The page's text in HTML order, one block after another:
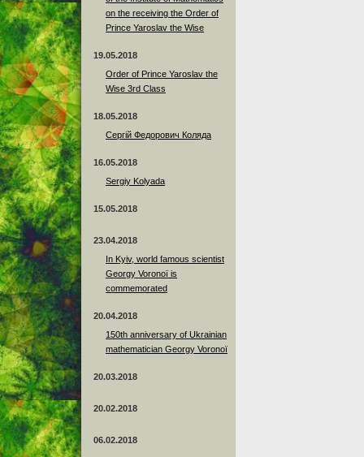
on the receiving the Order of
Prince Yaroslav the Wise
19.05.2018
Order of Prince Yaroslav the
Wise 3rd Class
18.05.2018
Сергій Федорович Коляда
16.05.2018
Sergiy Kolyada
15.05.2018
23.04.2018
In Kyiv, world famous scientist
Georgy Voronoï is
commemorated
20.04.2018
150th anniversary of Ukrainian
mathematician Georgy Voronoï
20.03.2018
20.02.2018
06.02.2018